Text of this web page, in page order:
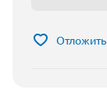
Отложить